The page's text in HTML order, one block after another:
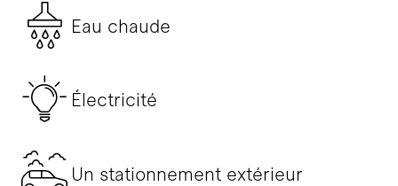
Eau chaude
Électricité
Un stationnement extérieur